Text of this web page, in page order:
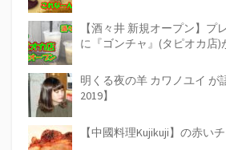
【酒々井 新規オープン】プ
に『ゴンチャ』(タピオカ店
明くる夜の羊 カワノユイ が
2019】
【中國料理Kujikuji】の赤い